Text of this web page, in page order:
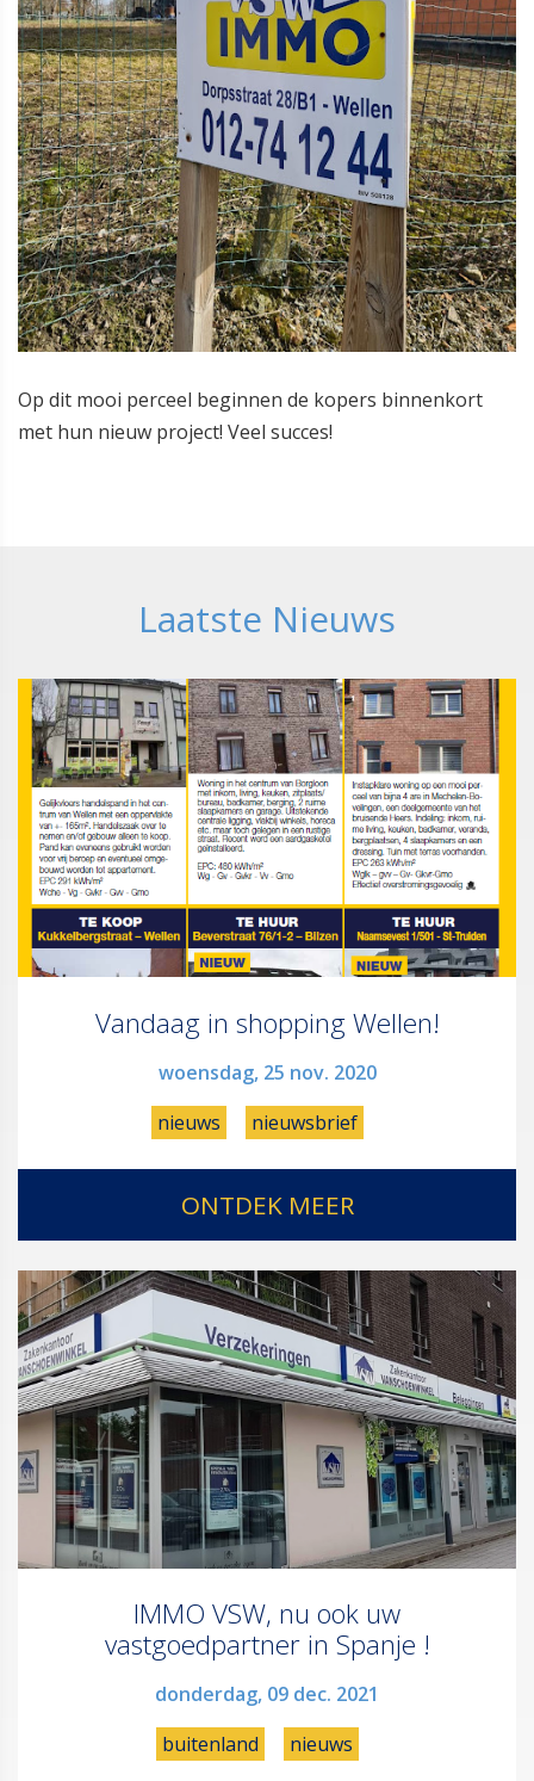
Op dit mooi perceel beginnen de kopers binnenkort
met hun nieuw project! Veel succes!
Laatste Nieuws
Vandaag in shopping Wellen!
woensdag, 25 nov. 2020
nieuws
nieuwsbrief
ONTDEK MEER
IMMO VSW, nu ook uw
vastgoedpartner in Spanje !
donderdag, 09 dec. 2021
buitenland
nieuws